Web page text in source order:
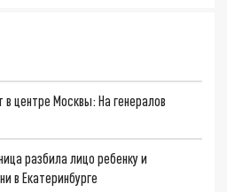
центре Москвы: На генералов
разбила лицо ребенку и
в Екатеринбурге